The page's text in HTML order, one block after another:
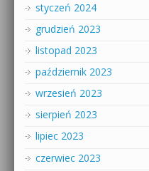
styczeń 2024
grudzień 2023
listopad 2023
październik 2023
wrzesień 2023
sierpień 2023
lipiec 2023
czerwiec 2023